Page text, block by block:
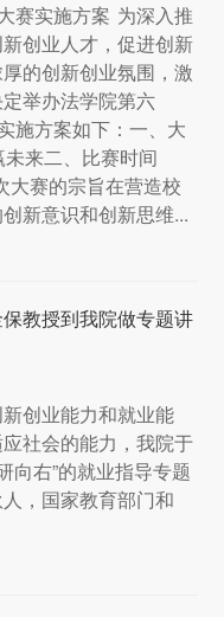
赛实施方案 为深入推
创业人才，促进创新
的创新创业氛围，激
举办法学院第六
施方案如下：一、大
来二、比赛时间
大赛的宗旨在营造校
新意识和创新思维...
教授到我院做专题讲
创业能力和就业能
社会的能力，我院于
向右”的就业指导专题
，国家教育部门和